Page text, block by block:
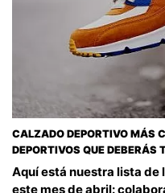
CALZADO DEPORTIVO MÁS
DEPORTIVOS QUE DEBERÁS
Aquí está nuestra lista
este mes de abril: